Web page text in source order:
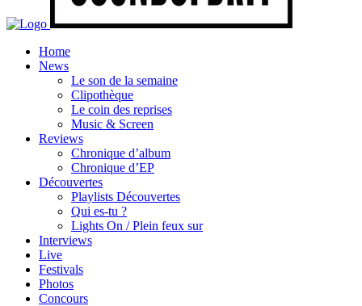
Home
News
Le son de la semaine
Clipothèque
Le coin des reprises
Music & Screen
Reviews
Chronique d’album
Chronique d’EP
Découvertes
Playlists Découvertes
Qui es-tu ?
Lights On / Plein feux sur
Interviews
Live
Festivals
Photos
Concours